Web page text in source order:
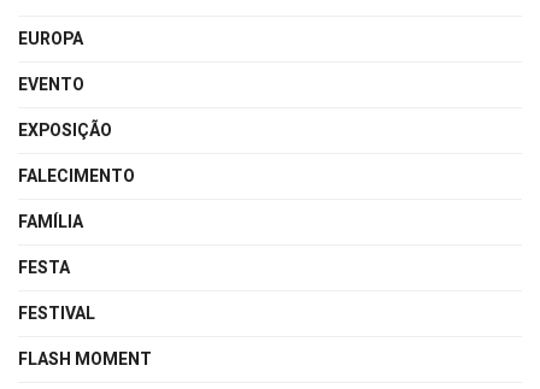
EUROPA
EVENTO
EXPOSIÇÃO
FALECIMENTO
FAMÍLIA
FESTA
FESTIVAL
FLASH MOMENT